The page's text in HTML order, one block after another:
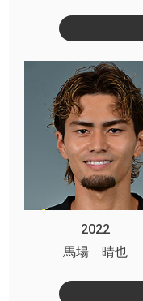
2022
馬場 晴也